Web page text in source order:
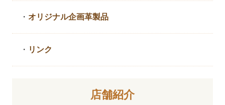
・ オリジナル企画革製品
・ リンク
店舗紹介